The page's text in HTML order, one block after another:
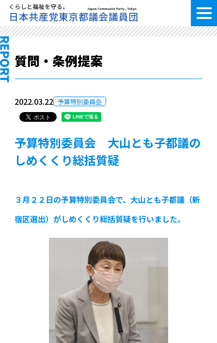
質問・条例提案
2022.03.22 予算特別委員会
予算特別委員会 大山とも子都議の
しめくくり総括質疑
３月２２日の予算特別委員会で、大山とも子都議（新
宿区選出）がしめくくり総括質疑を行いました。